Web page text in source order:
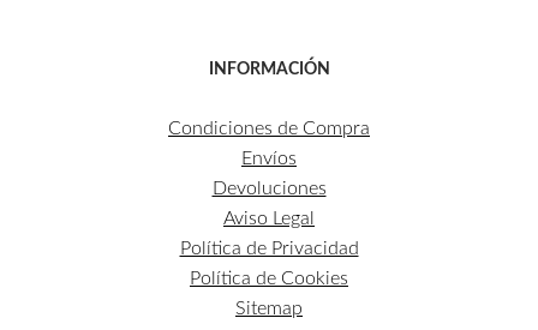
INFORMACIÓN
Condiciones de Compra
Envíos
Devoluciones
Aviso Legal
Política de Privacidad
Política de Cookies
Sitemap